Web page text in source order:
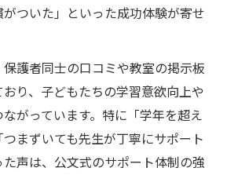
ついた」といった成功体験が寄せ
護者同士の口コミや教室の掲示板
り、子どもたちの学習意欲向上や
がっています。特に「学年を超え
まずいても先生が丁寧にサポート
声は、公文式のサポート体制の強